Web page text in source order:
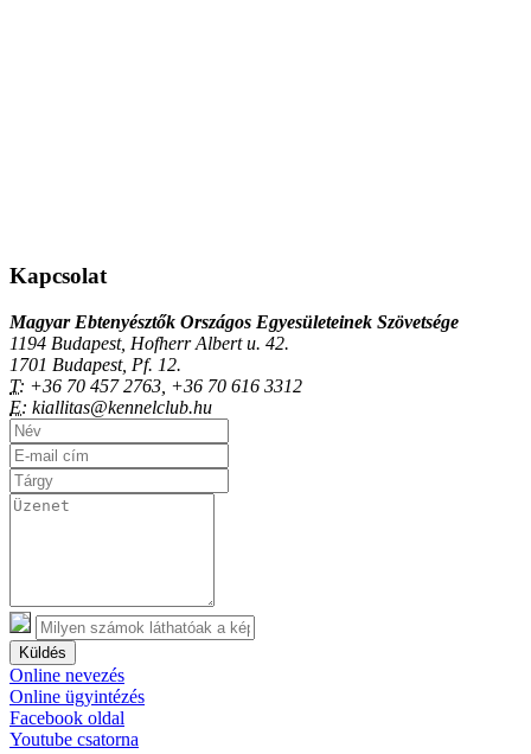
Kapcsolat
Magyar Ebtenyésztők Országos Egyesületeinek Szövetsége
1194 Budapest, Hofherr Albert u. 42.
1701 Budapest, Pf. 12.
T: +36 70 457 2763, +36 70 616 3312
E: kiallitas@kennelclub.hu
Küldés
Online nevezés
Online ügyintézés
Facebook oldal
Youtube csatorna